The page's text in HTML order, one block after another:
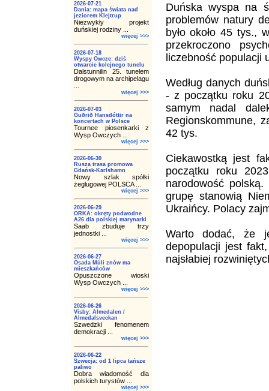
2026-07-21
Dania: mapa świata nad
jeziorem Klejtrup
Niezwykły projekt
duńskiej rodziny ...
więcej >>>
2026-07-18
Wyspy Owcze: dziś
otwarcie kolejnego tunelu
Dalstunnilin 25. tunelem
drogowym na archipelagu
więcej >>>
2026-07-03
Guðrið Hansdóttir na
koncertach w Polsce
Tournee piosenkarki z
Wysp Owczych ...
więcej >>>
2026-06-30
Rusza trasa promowa
Gdańsk-Karlshamn
Nowy szlak spółki
żeglugowej POLSCA ...
więcej >>>
2026-06-29
ORKA: okręty podwodne
A26 dla polskiej marynarki
Saab zbuduje trzy
jednostki ...
więcej >>>
2026-06-27
Osada Múli znów ma
mieszkańców
Opuszczone wioski
Wysp Owczych ...
więcej >>>
2026-06-26
Visby: Almedalen /
Almedalsveckan
Szwedzki fenomenem
demokracji ...
więcej >>>
2026-06-22
Szwecja: od 1 lipca tańsze
paliwo
Dobra wiadomość dla
polskich turystów ...
więcej >>>
Duńska wyspa na
problemów natury
było około 45 tys.,
przekroczono
liczebność populacji
Według danych
- z początku roku
samym nadal
Regionskommune,
42 tys.
Ciekawostką jest
początku roku
narodowość
grupę stanowią
Ukraińcy. Polacy
Warto dodać, że
depopulacji jest
najsłabiej